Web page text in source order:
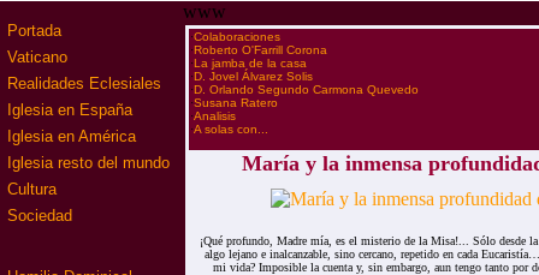
Portada
Vaticano
Realidades Eclesiales
Iglesia en España
Iglesia en América
Iglesia resto del mundo
Cultura
Sociedad
www
·Colaboraciones
·Roberto O'Farrill Corona
·La jamba de la casa
·D. Jovel Álvarez Solis
·D. Orlando Segundo Carmona Quevedo
·Susana Ratero
·Analisis
·A solas con...
María y la inmensa
¡Qué profundo, Madre mía, es el misterio de la Misa!... Sólo desde
algo lejano e inalcanzable, sino cercano, repetido en cada
mi vida? Imposible la cuenta y, sin embargo, aun tengo tanto por